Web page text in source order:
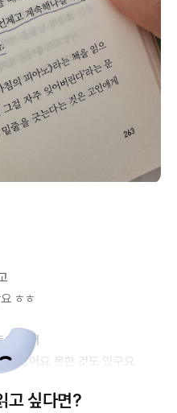
ㅎㅎ
이 있어
않았어요 못한 것도 있구요
고 싶다면?